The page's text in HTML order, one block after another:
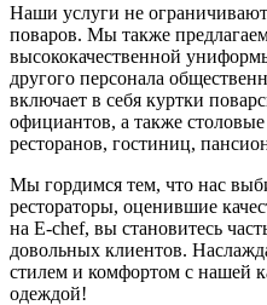
Наши услуги не
поваров. Мы также
высококачественной
другого персонала
включает в себя куртки
официантов, а также
ресторанов, гостиниц,
Мы гордимся тем, что нас
рестораторы, оценившие
на E-chef, вы становитесь
довольных клиентов.
стилем и комфортом с нашей
одеждой!